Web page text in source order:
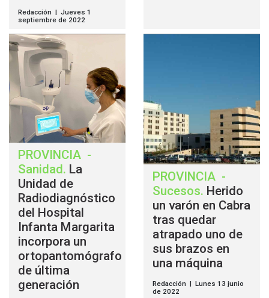
Redacción | Jueves 1
septiembre de 2022
PROVINCIA -
Sanidad. La
Unidad de
Radiodiagnóstico
del Hospital
Infanta Margarita
incorpora un
ortopantomógrafo
de última
generación
PROVINCIA -
Sucesos. Herido
un varón en Cabra
tras quedar
atrapado uno de
sus brazos en
una máquina
Redacción | Lunes 13 junio
de 2022